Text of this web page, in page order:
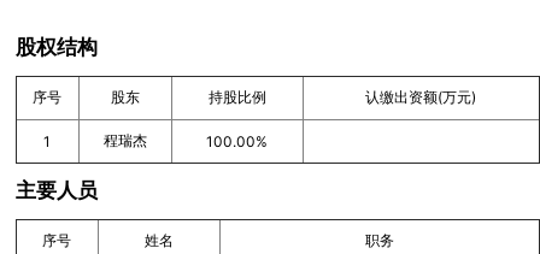
股权结构
序号 股东 持股比例 认缴出资额(万元)
1 程瑞杰 100.00%
主要人员
序号 姓名 职务